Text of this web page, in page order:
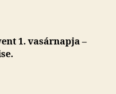
1. vasárnapja –